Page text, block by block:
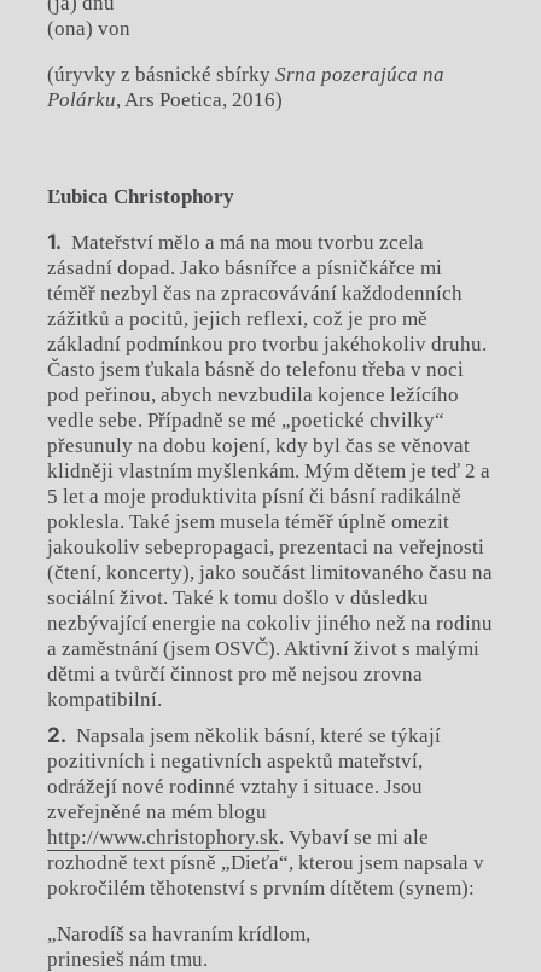
(ona) von
(úryvky z básnické sbírky Srna pozerajúca na
Polárku, Ars Poetica, 2016)
Ľubica Christophory
Mateřství mělo a má na mou tvorbu zcela
zásadní dopad. Jako básnířce a písničkářce mi
téměř nezbyl čas na zpracovávání každodenních
zážitků a pocitů, jejich reflexi, což je pro mě
základní podmínkou pro tvorbu jakéhokoliv druhu.
Často jsem ťukala básně do telefonu třeba v noci
pod peřinou, abych nevzbudila kojence ležícího
vedle sebe. Případně se mé „poetické chvilky“
přesunuly na dobu kojení, kdy byl čas se věnovat
klidněji vlastním myšlenkám. Mým dětem je teď 2 a
5 let a moje produktivita písní či básní radikálně
poklesla. Také jsem musela téměř úplně omezit
jakoukoliv sebepropagaci, prezentaci na veřejnosti
(čtení, koncerty), jako součást limitovaného času na
sociální život. Také k tomu došlo v důsledku
nezbývající energie na cokoliv jiného než na rodinu
a zaměstnání (jsem OSVČ). Aktivní život s malými
dětmi a tvůrčí činnost pro mě nejsou zrovna
kompatibilní.
Napsala jsem několik básní, které se týkají
pozitivních i negativních aspektů mateřství,
odrážejí nové rodinné vztahy i situace. Jsou
zveřejněné na mém blogu
http://www.christophory.sk. Vybaví se mi ale
rozhodně text písně „Dieťa“, kterou jsem napsala v
pokročilém těhotenství s prvním dítětem (synem):
„Narodíš sa havraním krídlom,
prinesieš nám tmu.